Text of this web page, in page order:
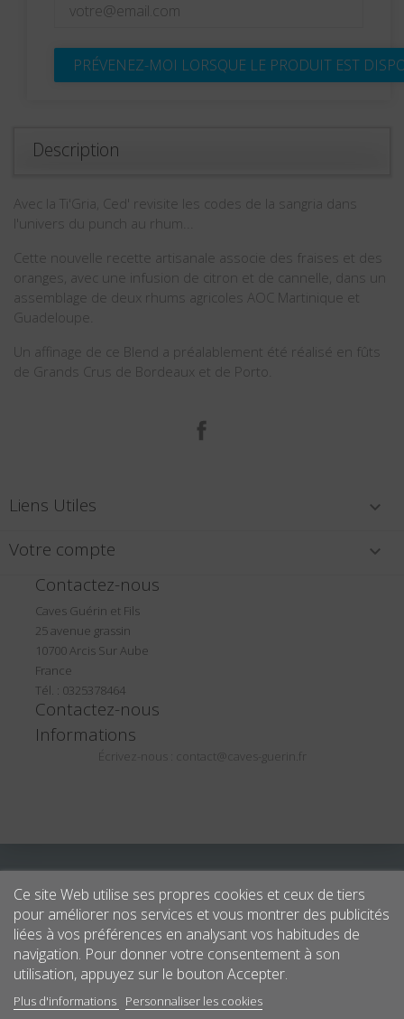
PRÉVENEZ-MOI LORSQUE LE PRODUIT EST
Description
Avec la Ti'Gria, Ced' revisite les codes de la sangria dans
l'univers du punch au rhum...
Cette nouvelle recette artisanale associe des fraises et des
oranges, avec une infusion de citron et de cannelle, dans un
assemblage de deux rhums agricoles AOC Martinique et
Guadeloupe.
Un affinage de ce Blend a préalablement été réalisé en fûts
de Grands Crus de Bordeaux et de Porto.
Liens Utiles 
Votre compte 
Contactez-nous
Caves Guérin et Fils
25 avenue grassin
10700 Arcis Sur Aube
France
Tél. : 0325378464
Contactez-nous
Informations
Écrivez-nous : contact@caves-guerin.fr
Ce site Web utilise ses propres cookies et ceux de tiers
pour améliorer nos services et vous montrer des publicités
liées à vos préférences en analysant vos habitudes de
navigation. Pour donner votre consentement à son
utilisation, appuyez sur le bouton Accepter.
Plus d'informations Personnaliser les cookies